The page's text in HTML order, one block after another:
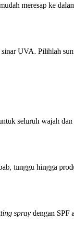
meresap ke
UVA. Pilihlah
seluruh wajah
tunggu hingga
spray dengan SPF